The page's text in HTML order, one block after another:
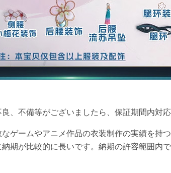
、不備等がございましたら、保証期間内対
ームやアニメ作品の衣装制作の実績を持
期が比較的に長いです。納期の許容範囲内